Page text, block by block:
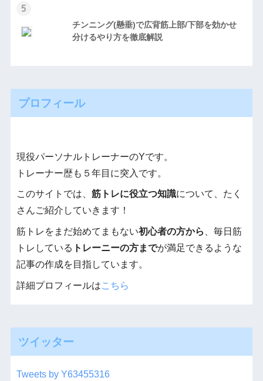
5
チンニング(懸垂)で広背筋上部/下部を効かせ
分けるやり方を徹底解説
プロフィール
現役パーソナルトレーナーのYです。
トレーナー歴も５年目に突入です。
このサイトでは、 筋トレに役立つ知識について、たく
さんご紹介していきます！
筋トレをまだ始めてまもない初心者の方から
、毎日筋
トレしている トレーニーの方までが満足できるような
記事の作成を目指しています。
詳細プロフィールはこちら
ツイッター
Tweets by Y63455316